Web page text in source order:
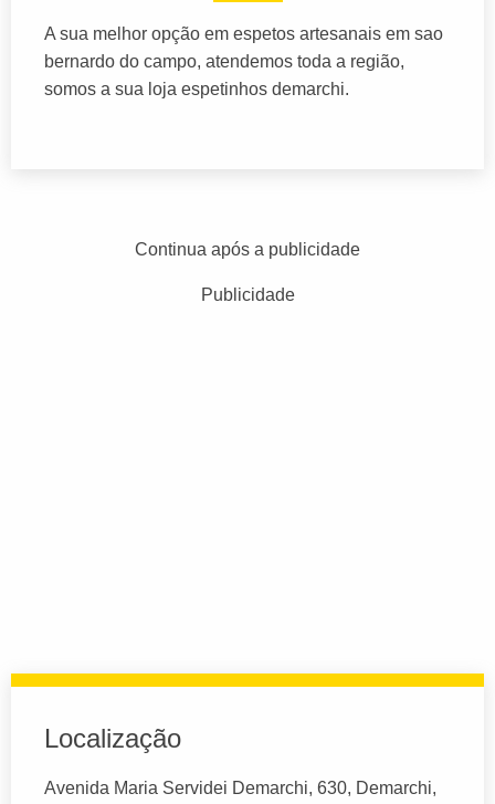
A sua melhor opção em espetos artesanais em sao
bernardo do campo, atendemos toda a região,
somos a sua loja espetinhos demarchi.
Continua após a publicidade
Publicidade
Localização
Avenida Maria Servidei Demarchi, 630, Demarchi,